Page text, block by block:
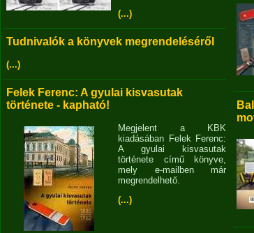
(...)
Tudnivalók a könyvek megrendeléséről
(...)
Felek Ferenc: A gyulai kisvasutak
története - kapható!
Megjelent a KBK
kiadásában Felek Ferenc:
A gyulai kisvasutak
története című könyve,
mely e-mailben már
megrendelhető.
(...)